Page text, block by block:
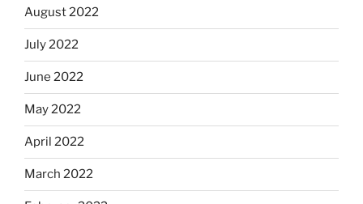
August 2022
July 2022
June 2022
May 2022
April 2022
March 2022